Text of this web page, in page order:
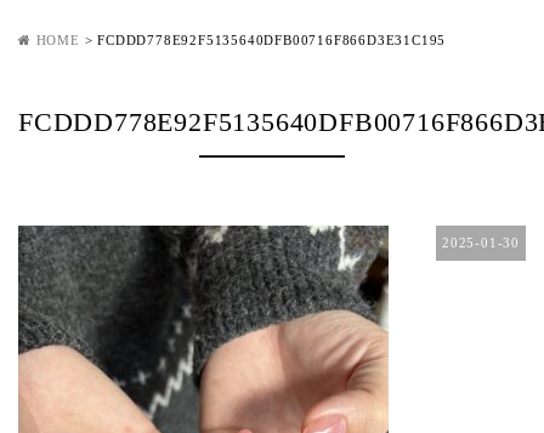
HOME >FCDDD778E92F5135640DFB00716F866D3E31C195
2025-01-30